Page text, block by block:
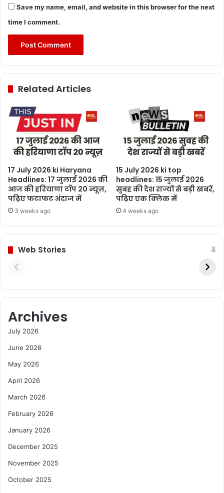
Save my name, email, and website in this browser for the next
time I comment.
Related Articles
17 July 2026 ki Haryana
Headlines: 17 जुलाई 2026 की
आज की हरियाणा टॉप 20 न्यूज़,
पढ़िए फटाफट अंदाज में
3 weeks ago
15 July 2026 ki top
headlines: 15 जुलाई 2026
सुबह की देश राज्यों से बड़ी खबरें,
पढ़िए एक क्लिक में
4 weeks ago
Web Stories
Archives
July 2026
June 2026
May 2026
April 2026
March 2026
February 2026
January 2026
December 2025
November 2025
October 2025